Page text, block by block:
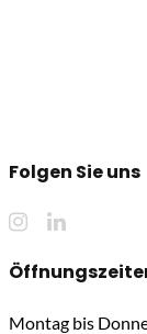
Folgen Sie uns
Montag bis